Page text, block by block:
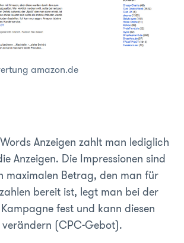
amazon.de
Anzeigen zahlt man lediglich
Anzeigen. Die Impressionen sind
maximalen Betrag, den man für
bereit ist, legt man bei der
fest und kann diesen
(CPC-Gebot).